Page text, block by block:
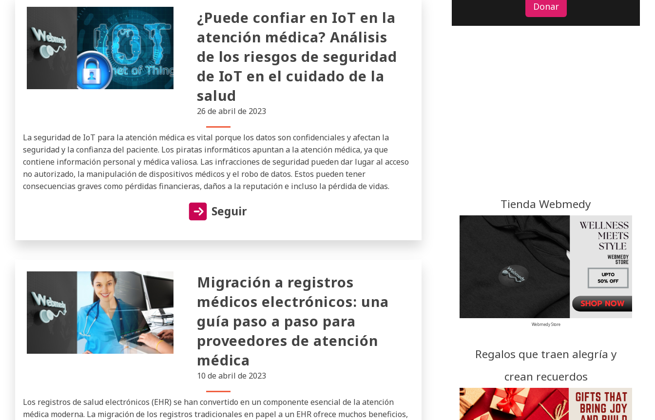
¿Puede confiar en IoT en la
atención médica? Análisis
de los riesgos de seguridad
de IoT en el cuidado de la
salud
26 de abril de 2023
La seguridad de IoT para la atención médica es vital porque los datos son confidenciales y afectan la
seguridad y la confianza del paciente. Los piratas informáticos apuntan a la atención médica, ya que
contiene información personal y médica valiosa. Las infracciones de seguridad pueden dar lugar al acceso
no autorizado, la manipulación de dispositivos médicos y el robo de datos. Estos pueden tener
consecuencias graves como pérdidas financieras, daños a la reputación e incluso la pérdida de vidas.
Seguir
Migración a registros
médicos electrónicos: una
guía paso a paso para
proveedores de atención
médica
10 de abril de 2023
Los registros de salud electrónicos (EHR) se han convertido en un componente esencial de la atención
médica moderna. La migración de los registros tradicionales en papel a un EHR ofrece muchos beneficios,
Donar
Tienda Webmedy
Webmedy Store
Regalos que traen alegría y
crean recuerdos